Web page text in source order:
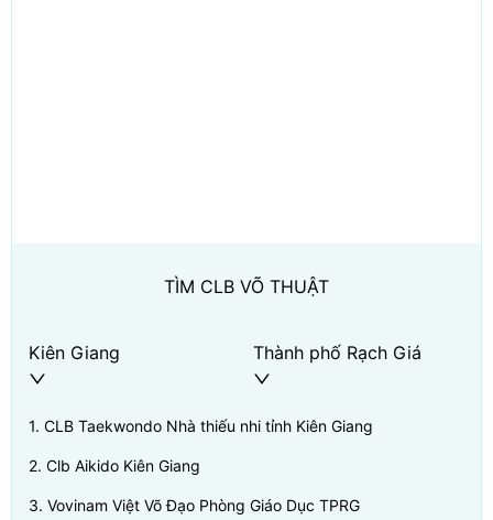
TÌM CLB VÕ THUẬT
Kiên Giang Thành phố Rạch Giá
1. CLB Taekwondo Nhà thiếu nhi tỉnh Kiên Giang
2. Clb Aikido Kiên Giang
3. Vovinam Việt Võ Đạo Phòng Giáo Dục TPRG